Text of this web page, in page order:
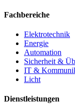
Fachbereiche
Elektrotechnik
Energie
Automation
Sicherheit &
IT &
Licht
Dienstleistungen